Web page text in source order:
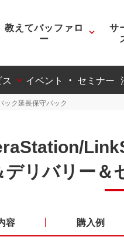
教えてバッファロ
ー
サ
イベント ・ セミナー
ック延長保守パック
リバリー＆
容 購入例